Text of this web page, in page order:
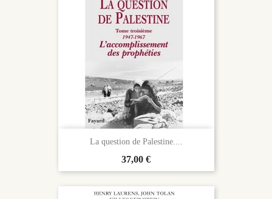
La question de Palestine....
Prix
37,00 €